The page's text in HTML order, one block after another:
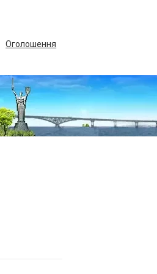
Оголошення